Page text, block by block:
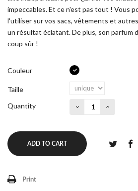
impeccables. Et ce n'est pas tout ! Vous
l'utiliser sur vos sacs, vêtements et
un résultat éclatant. De plus, son parfum
coup sûr !
Couleur
Taille
Quantity
ADD TO CART
Print